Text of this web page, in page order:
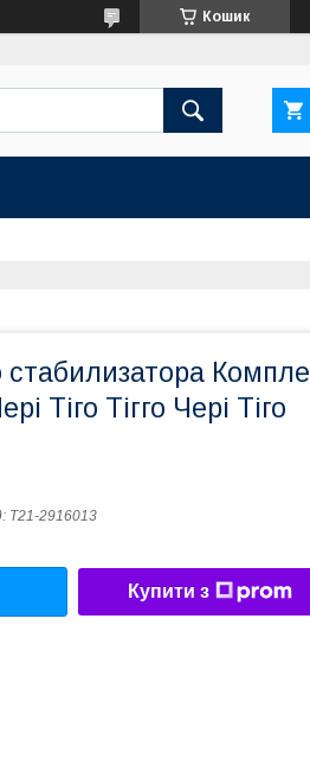
Кошик
стабилизатора
Тіго Тігго Чері Тіго
T21-2916013
Купити з